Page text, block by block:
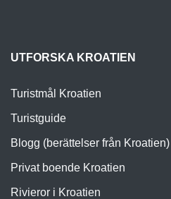
UTFORSKA KROATIEN
Turistmål Kroatien
Turistguide
Blogg (berättelser från Kroatien)
Privat boende Kroatien
Rivieror i Kroatien